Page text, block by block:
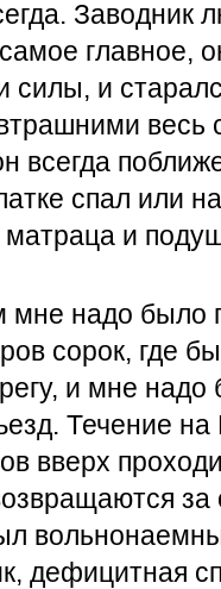
Заводник
главное,
силы, и
весь
всегда
спал или
матраца и
мне надо было
сорок, где
и мне надо
Течение
вверх
дефицитная